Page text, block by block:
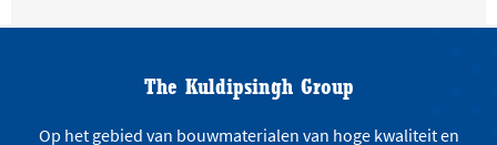
The Kuldipsingh Group
Op het gebied van bouwmaterialen van hoge kwaliteit en